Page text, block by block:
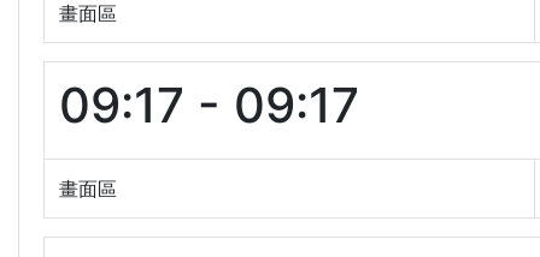
畫面區
09:17 - 09:17
畫面區